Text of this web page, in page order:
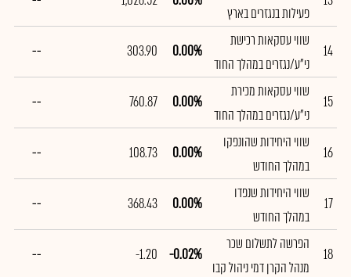
פעילות בנגזרים בארץ
14
שווי עסקאות רכישת
ני"ע/נגזרים במהלך החוד
0.00%
303.90
--
15
שווי עסקאות מכירת
ני"ע/נגזרים במהלך החוד
0.00%
760.87
--
16
שווי היחידות שהונפקו
במהלך החודש
0.00%
108.73
--
17
שווי היחידות שנפדו
במהלך החודש
0.00%
368.43
--
18
הפרשה לתשלום שכר
מנהל הקרן דמי ניהול קבו
-0.02%
-1.20
--